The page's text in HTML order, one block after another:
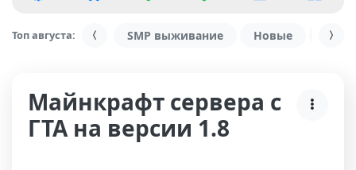
Топ августа: SMP выживание Новые С
Майнкрафт сервера с
ГТА на версии 1.8